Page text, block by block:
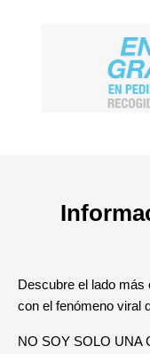
Descubre el lado
con el fenómeno viral
NO SOY SOLO UNA